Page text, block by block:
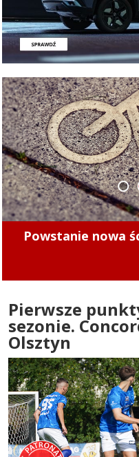
Minęły 4 lata.
1
Pierwsze
sezonie.
Olsztyn